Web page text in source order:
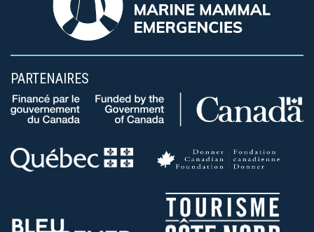
PARTENAIRES